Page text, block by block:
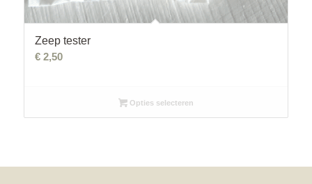
Zeep tester
€2,50
Opties selecteren